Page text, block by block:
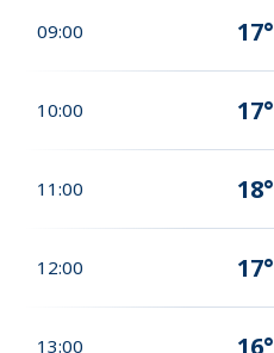
09:00 17°
10:00 17°
11:00 18°
12:00 17°
13:00 16°